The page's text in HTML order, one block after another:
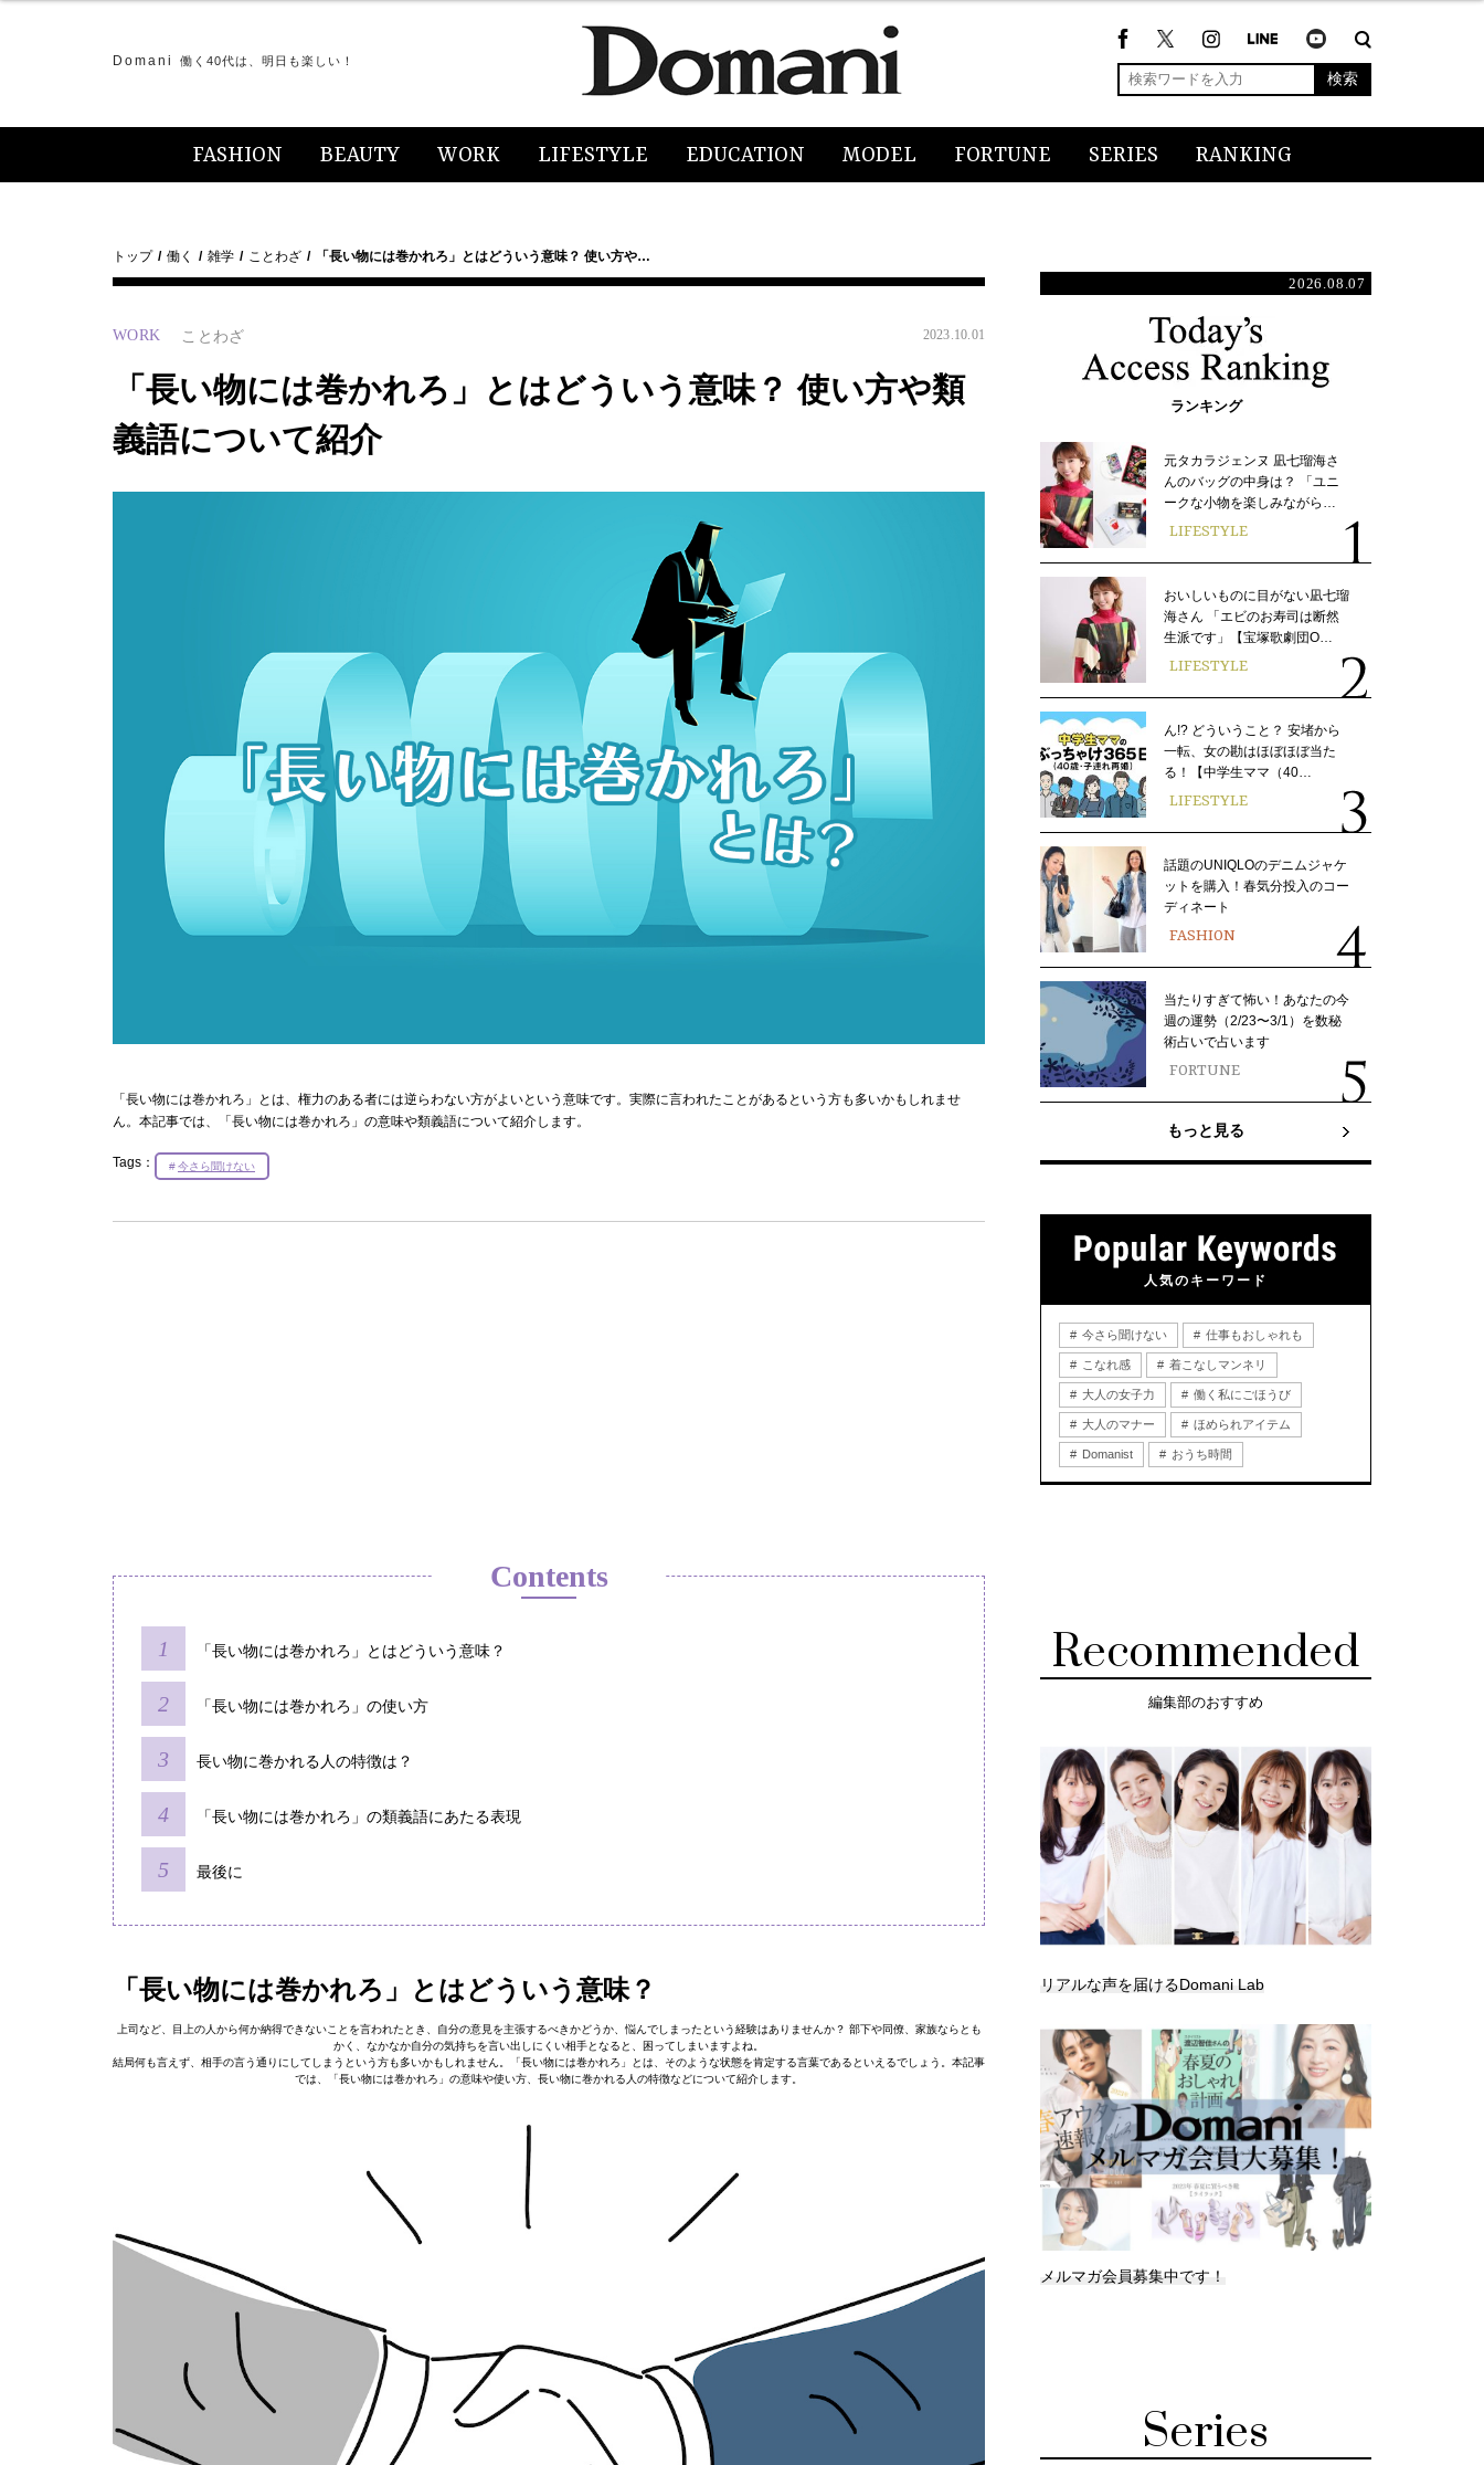
Domani 働く40代は、明日も楽しい！
検索
FASHION BEAUTY WORK LIFESTYLE EDUCATION MODEL FORTUNE SERIES RANKING
トップ 働く 雑学 ことわざ 「長い物には巻かれろ」とはどういう意味？ 使い方や…
WORK ことわざ 2023.10.01
「長い物には巻かれろ」とはどういう意味？ 使い方や類
義語について紹介
「長い物には巻かれろ」とは、権力のある者には逆らわない方がよいという意味です。実際に言われたことがあるという方も多いかもしれませ
ん。本記事では、「長い物には巻かれろ」の意味や類義語について紹介します。
Tags： 今さら聞けない
Contents
「長い物には巻かれろ」とはどういう意味？
「長い物には巻かれろ」の使い方
長い物に巻かれる人の特徴は？
「長い物には巻かれろ」の類義語にあたる表現
最後に
「長い物には巻かれろ」とはどういう意味？
上司など、目上の人から何か納得できないことを言われたとき、自分の意見を主張するべきかどうか、悩んでしまったという経験はありませんか？ 部下や同僚、家族ならとも
かく、なかなか自分の気持ちを言い出しにくい相手となると、困ってしまいますよね。
結局何も言えず、相手の言う通りにしてしまうという方も多いかもしれません。「長い物には巻かれろ」とは、そのような状態を肯定する言葉であるといえるでしょう。本記事
では、「長い物には巻かれろ」の意味や使い方、長い物に巻かれる人の特徴などについて紹介します。
2026.08.07
ランキング
元タカラジェンヌ 凪七瑠海さ
んのバッグの中身は？ 「ユニ
ークな小物を楽しみながら…
LIFESTYLE
おいしいものに目がない凪七瑠
海さん 「エビのお寿司は断然
生派です」【宝塚歌劇団O…
LIFESTYLE
ん!? どういうこと？ 安堵から
一転、女の勘はほぼほぼ当た
る！【中学生ママ（40…
LIFESTYLE
話題のUNIQLOのデニムジャケ
ットを購入！春気分投入のコー
ディネート
FASHION
当たりすぎて怖い！あなたの今
週の運勢（2/23〜3/1）を数秘
術占いで占います
FORTUNE
もっと見る
人気のキーワード
今さら聞けない 仕事もおしゃれも
こなれ感 着こなしマンネリ
大人の女子力 働く私にごほうび
大人のマナー ほめられアイテム
Domanist おうち時間
Recommended
編集部のおすすめ
リアルな声を届けるDomani Lab
メルマガ会員募集中です！
Series